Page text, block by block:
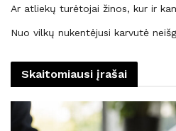
Ar atliekų turėtojai žinos, kur ir
Nuo vilkų nukentėjusi karvutė
Skaitomiausi įrašai